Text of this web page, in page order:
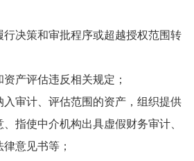
行决策和审批程序或超越授权范围转
资产评估违反相关规定；
入审计、评估范围的资产，组织提供
指使中介机构出具虚假财务审计、
意见书等；